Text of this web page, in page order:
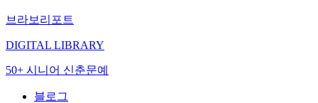
브라보리포트
DIGITAL LIBRARY
50+ 시니어 신춘문예
블로그